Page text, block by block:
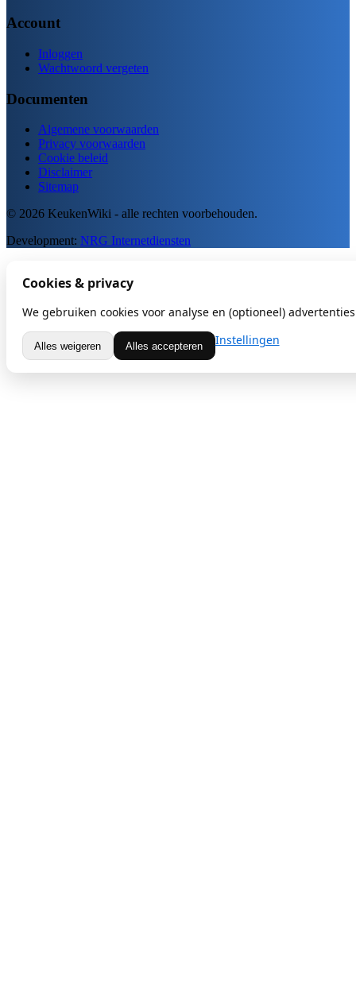
Account
Inloggen
Wachtwoord vergeten
Documenten
Algemene voorwaarden
Privacy voorwaarden
Cookie beleid
Disclaimer
Sitemap
© 2026 KeukenWiki - alle rechten voorbehouden.
Development: NRG Internetdiensten
Cookies & privacy
We gebruiken cookies voor analyse en (optioneel)
Alles weigeren Alles accepteren Instellingen